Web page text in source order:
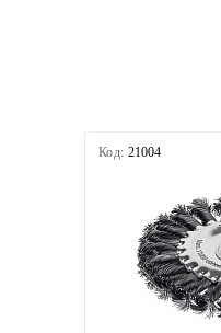
Код: 21004